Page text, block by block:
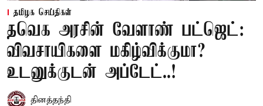
தமிழக செய்திகள்
தவெக அரசின் வேளாண் பட்ஜெட்:
விவசாயிகளை மகிழ்விக்குமா?
உடனுக்குடன் அப்டேட்..!
தினத்தந்தி